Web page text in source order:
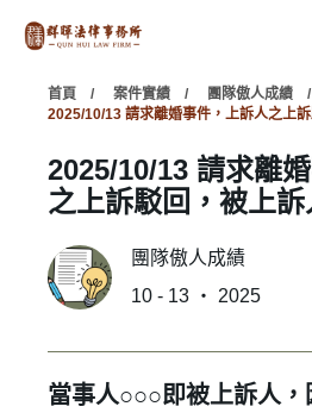
首頁 案件實績
團隊傲人成績
2025/10/13 請求離婚事件，上訴人之上
2025/10/13 請求離
之上訴駁回，被上訴
團隊傲人成績
10 - 13 ‧ 2025
當事人○○○即被上訴人